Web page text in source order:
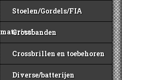
Stoelen/Gordels/FIA
materiaal
Crossbanden
Crossbrillen en toebehoren
Diverse/batterijen